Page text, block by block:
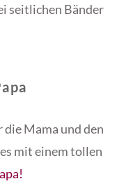
seitlichen Bänder
Mama und den
mit einem tollen